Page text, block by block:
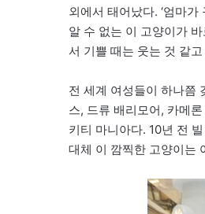
외에서 태어났다. ‘엄마가
알 수 없는 이 고양이가
서 기쁠 때는 웃는 것 같
전 세계 여성들이 하나쯤
스, 드류 배리모어, 카메
키티 마니아다. 10년 전
대체 이 깜찍한 고양이는